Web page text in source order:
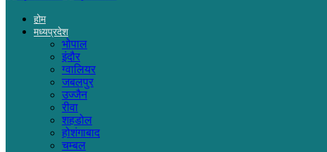
होम
मध्यप्रदेश
भोपाल
इंदौर
ग्वालियर
जबलपुर
उज्जैन
रीवा
शहडोल
होशंगाबाद
चम्बल